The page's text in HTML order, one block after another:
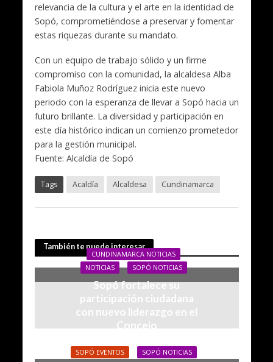
relevancia de la cultura y el arte en la identidad de
Sopó, comprometiéndose a preservar y fomentar
estas riquezas durante su mandato.
Con un equipo de trabajo sólido y un firme
compromiso con la comunidad, la alcaldesa Alba
Fabiola Muñoz Rodríguez inicia este nuevo
periodo con la esperanza de llevar a Sopó hacia un
futuro brillante. La diversidad y participación en
este día histórico indican un comienzo prometedor
para la gestión municipal.
Fuente: Alcaldía de Sopó
Tags Acaldía Alcaldesa Cundinamarca
También te puede interesar
CUNDINAMARCA NOTICIAS
NOTICIAS
SOPÓ NOTICIAS
Sopó fortalece su
participación ciudadana
con nuevo liderazgo en el
Concejo
SOPÓ EVENTOS SOPÓ NOTICIAS